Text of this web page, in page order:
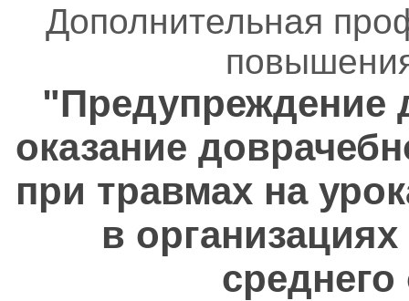
Дополнительная
"Предупреждение
оказание
при травмах на
в